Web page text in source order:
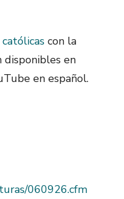
con la
disponibles en
en español.
060926.cfm